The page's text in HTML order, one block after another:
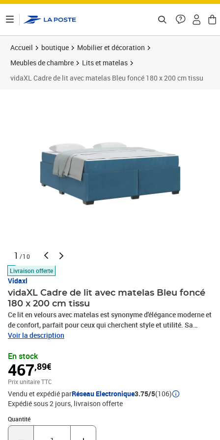
Accueil boutique
Mobilier et décoration
Meubles de chambre
Lits et matelas
vidaXL Cadre de lit avec matelas Bleu foncé 180 x 200 cm tissu
1 /10
Livraison offerte
Vidaxl
vidaXL Cadre de lit avec matelas Bleu foncé
180 x 200 cm tissu
Ce lit en velours avec matelas est synonyme d'élégance moderne et
de confort, parfait pour ceux qui cherchent style et utilité. Sa
forme rectangulaire, avec un contraste noir et blanc, apporte une
look simple et ses lignes épurées, il crée une ambiance
accueillante, idéale pour des nuits reposantes ou des matins
paresseux. Matériaux de qualité supérieure : Ce lit est construit en
bois d'ingénierie et en velours luxueux, ce qui le rend à la fois
durable et stylé. Le bois d'ingénierie assure une base solide et le
velours doux apporte chaleur.Composants pratiques : Avec un
cadre à lattes fixe et un matelas à ressorts ensachés, il garantit
soutien et confort. Le cadre reste stable et les ressorts ensachés
Voir la description
En stock
467,89€
Prix unitaire TTC
Vendu et expédié parRéseau Electronique3.75/5(106)
Expédié sous 2 jours livraison offerte
Quantité
Quantité : 1